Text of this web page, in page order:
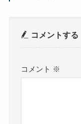
コメントする
コメント ※